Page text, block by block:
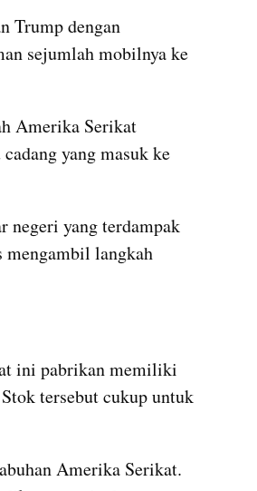
Trump dengan
sejumlah mobilnya ke
Amerika Serikat
yang masuk ke
negeri yang terdampak
mengambil langkah
ini pabrikan memiliki
tersebut cukup untuk
Amerika Serikat.